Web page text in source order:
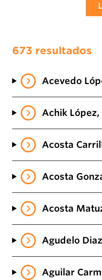
673 resultados
Acevedo
Achik López,
Acosta
Acosta
Acosta
Agudelo
Aguilar